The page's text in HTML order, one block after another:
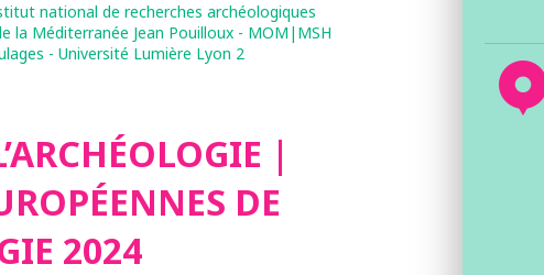
national de recherches archéologiques
la Méditerranée Jean Pouilloux - MOM|MSH
- Université Lumière Lyon 2
|
DE
2024